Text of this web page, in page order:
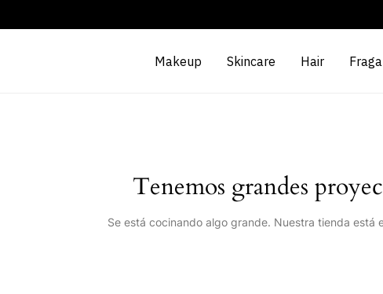
Makeup Skincare Hair
Tenemos grandes
Se está cocinando algo grande. Nuestra tienda está